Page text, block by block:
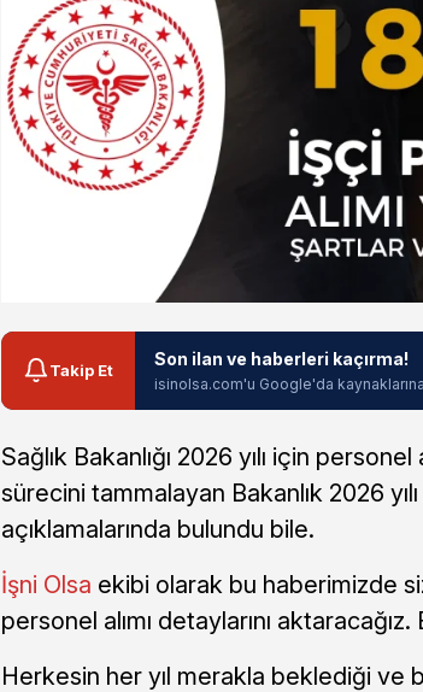
Takip Et
Son ilan ve haberleri kaçırma!
isinolsa.com'u Google'da
Sağlık Bakanlığı 2026 yılı için personel
sürecini tammalayan Bakanlık 2026 yılı
açıklamalarında bulundu bile.
İşni Olsa ekibi olarak bu haberimizde
personel alımı detaylarını
Herkesin her yıl merakla beklediği ve